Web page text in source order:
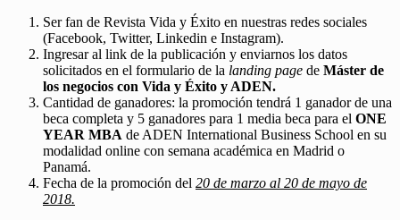
Ser fan de Revista Vida y Éxito en nuestras redes sociales
(Facebook, Twitter, Linkedin e Instagram).
Ingresar al link de la publicación y enviarnos los datos
solicitados en el formulario de la landing page de Máster de
los negocios con Vida y Éxito y ADEN.
Cantidad de ganadores: la promoción tendrá 1 ganador de una
beca completa y 5 ganadores para 1 media beca para el ONE
YEAR MBA de ADEN International Business School en su
modalidad online con semana académica en Madrid o
Panamá.
Fecha de la promoción del 20 de marzo al 20 de mayo de
2018.